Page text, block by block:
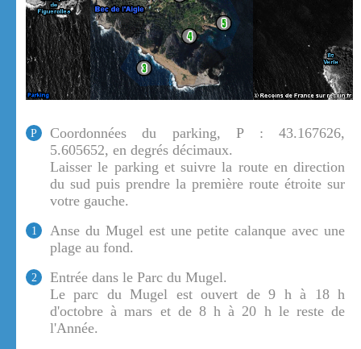
P
Coordonnées du parking, P : 43.167626,
5.605652, en degrés décimaux.
Laisser le parking et suivre la route en direction
du sud puis prendre la première route étroite sur
votre gauche.
1
Anse du Mugel est une petite calanque avec une
plage au fond.
2
Entrée dans le Parc du Mugel.
Le parc du Mugel est ouvert de 9 h à 18 h
d'octobre à mars et de 8 h à 20 h le reste de
l'Année.